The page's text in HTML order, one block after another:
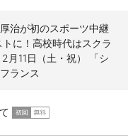
治が初のスポーツ中継
に！高校時代はスクラ
月11日（土・祝） 「シ
ランス